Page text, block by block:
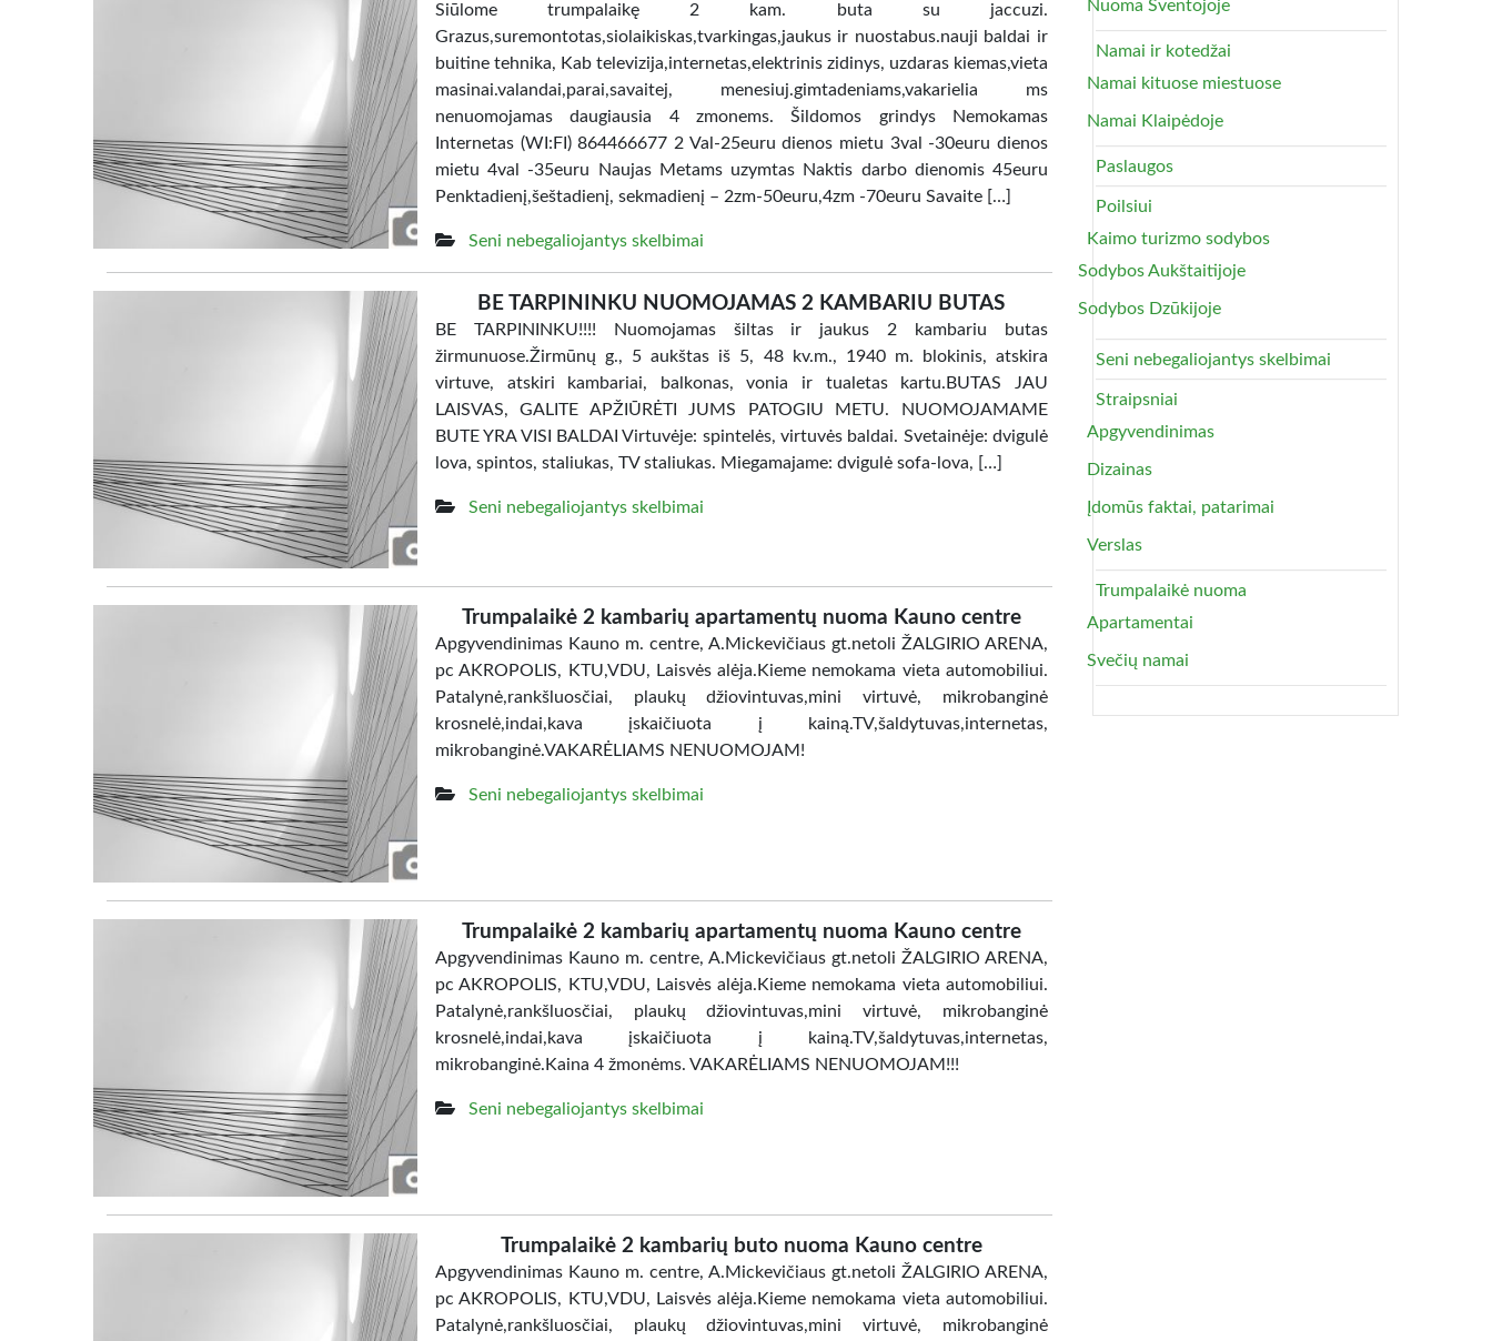
Siūlome trumpalaikę 2 kam. buta su jaccuzi.
Grazus,suremontotas,siolaikiskas,tvarkingas,jaukus ir nuostabus.nauji baldai ir
buitine tehnika, Kab televizija,internetas,elektrinis zidinys, uzdaras kiemas,vieta
masinai.valandai,parai,savaitej, menesiuj.gimtadeniams,vakarielia ms
nenuomojamas daugiausia 4 zmonems. Šildomos grindys Nemokamas
Internetas (WI:FI) 864466677 2 Val-25euru dienos mietu 3val -30euru dienos
mietu 4val -35euru Naujas Metams uzymtas Naktis darbo dienomis 45euru
Penktadienį,šeštadienį, sekmadienį – 2zm-50euru,4zm -70euru Savaite […]
Seni nebegaliojantys skelbimai
BE TARPININKU NUOMOJAMAS 2 KAMBARIU BUTAS
BE TARPININKU!!!! Nuomojamas šiltas ir jaukus 2 kambariu butas
žirmunuose.Žirmūnų g., 5 aukštas iš 5, 48 kv.m., 1940 m. blokinis, atskira
virtuve, atskiri kambariai, balkonas, vonia ir tualetas kartu.BUTAS JAU
LAISVAS, GALITE APŽIŪRĖTI JUMS PATOGIU METU. NUOMOJAMAME
BUTE YRA VISI BALDAI Virtuvėje: spintelės, virtuvės baldai. Svetainėje: dvigulė
lova, spintos, staliukas, TV staliukas. Miegamajame: dvigulė sofa-lova, […]
Seni nebegaliojantys skelbimai
Trumpalaikė 2 kambarių apartamentų nuoma Kauno centre
Apgyvendinimas Kauno m. centre, A.Mickevičiaus gt.netoli ŽALGIRIO ARENA,
pc AKROPOLIS, KTU,VDU, Laisvės alėja.Kieme nemokama vieta automobiliui.
Patalynė,rankšluosčiai, plaukų džiovintuvas,mini virtuvė, mikrobanginė
krosnelė,indai,kava įskaičiuota į kainą.TV,šaldytuvas,internetas,
mikrobanginė.VAKARĖLIAMS NENUOMOJAM!
Seni nebegaliojantys skelbimai
Trumpalaikė 2 kambarių apartamentų nuoma Kauno centre
Apgyvendinimas Kauno m. centre, A.Mickevičiaus gt.netoli ŽALGIRIO ARENA,
pc AKROPOLIS, KTU,VDU, Laisvės alėja.Kieme nemokama vieta automobiliui.
Patalynė,rankšluosčiai, plaukų džiovintuvas,mini virtuvė, mikrobanginė
krosnelė,indai,kava įskaičiuota į kainą.TV,šaldytuvas,internetas,
mikrobanginė.Kaina 4 žmonėms. VAKARĖLIAMS NENUOMOJAM!!!
Seni nebegaliojantys skelbimai
Trumpalaikė 2 kambarių buto nuoma Kauno centre
Apgyvendinimas Kauno m. centre, A.Mickevičiaus gt.netoli ŽALGIRIO ARENA,
pc AKROPOLIS, KTU,VDU, Laisvės alėja.Kieme nemokama vieta automobiliui.
Patalynė,rankšluosčiai, plaukų džiovintuvas,mini virtuvė, mikrobanginė
Nuoma Šventojoje
Namai ir kotedžai
Namai kituose miestuose
Namai Klaipėdoje
Paslaugos
Poilsiui
Kaimo turizmo sodybos
Sodybos Aukštaitijoje
Sodybos Dzūkijoje
Seni nebegaliojantys skelbimai
Straipsniai
Apgyvendinimas
Dizainas
Įdomūs faktai, patarimai
Verslas
Trumpalaikė nuoma
Apartamentai
Svečių namai